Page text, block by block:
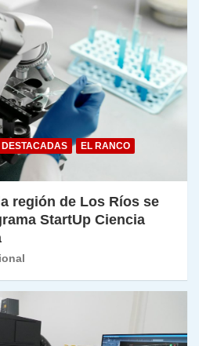
DESTACADAS
EL RANCO
región de Los Ríos se
StartUp Ciencia